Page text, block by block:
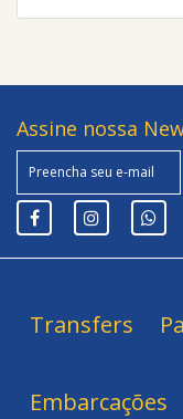
Assine nossa
Transfers
Embarcações